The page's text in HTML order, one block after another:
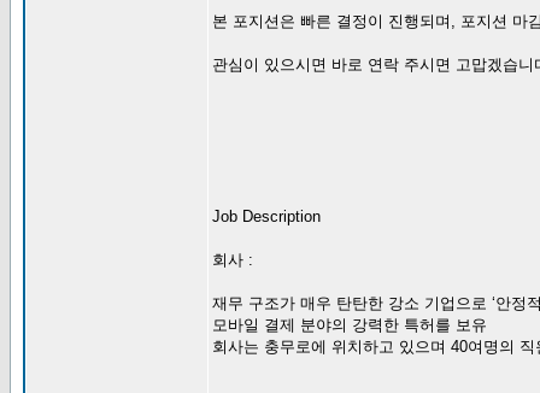
본 포지션은 빠른 결정이 진행되며, 포지션 마
관심이 있으시면 바로 연락 주시면 고맙겠습니
Job Description
회사 :
재무 구조가 매우 탄탄한 강소 기업으로 ‘안정
모바일 결제 분야의 강력한 특허를 보유
회사는 충무로에 위치하고 있으며 40여명의 직